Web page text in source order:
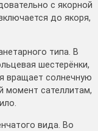
с якорной
до якоря,
типа. В
шестерёнки,
вращает солнечную
момент сателлитам,
вида. Во